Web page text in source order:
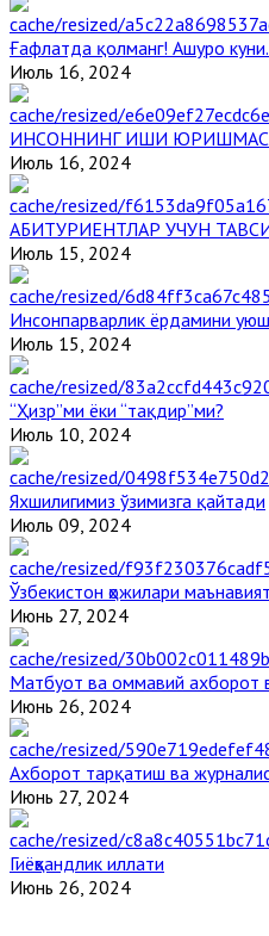
Ғафлатда қолманг! Ашуро
Июль 16, 2024
ИНСОННИНГ ИШИ
Июль 16, 2024
АБИТУРИЕНТЛАР УЧУН
Июль 15, 2024
Инсонпарварлик ёрдамини
Июль 15, 2024
“Ҳизр”ми ёки “тақдир”ми?
Июль 10, 2024
Яхшилигимиз ўзимизга қайтади
Июль 09, 2024
Ўзбекистон ҳожилари
Июнь 27, 2024
Матбуот ва оммавий ахборот
Июнь 26, 2024
Ахборот тарқатиш ва
Июнь 27, 2024
Гиёҳвандлик иллати
Июнь 26, 2024